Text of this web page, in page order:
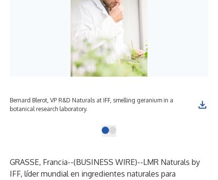
Bernard Blerot, VP R&D Naturals at IFF, smelling geranium in a
botanical research laboratory.
GRASSE, Francia--(BUSINESS WIRE)--LMR Naturals by
IFF, líder mundial en ingredientes naturales para